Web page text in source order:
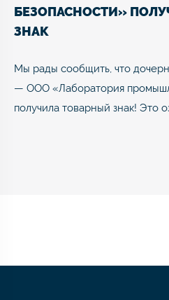
БЕЗОПАСНОСТИ»
ЗНАК
Мы рады сообщить, что
— ООО «Лаборатория
получила товарный знак! Это